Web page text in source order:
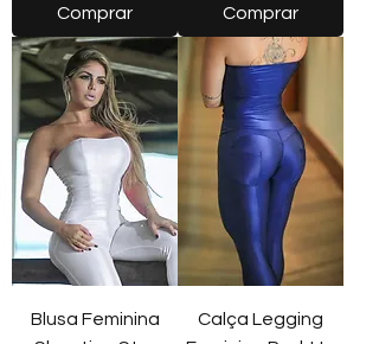
Comprar Comprar
Blusa Feminina
Calça Legging